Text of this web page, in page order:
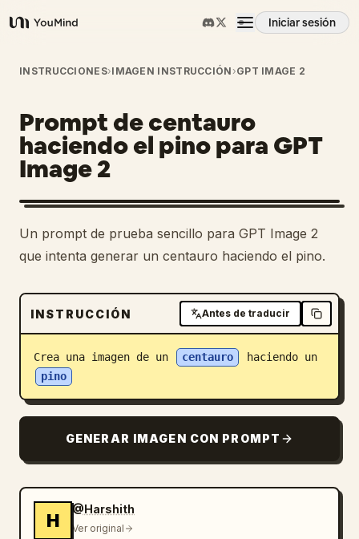
YouMind
Iniciar sesión
Resumen
Casos de uso
Habilidades
Prompts
Descargar
Blog
Actualizaciones
INSTRUCCIONES›IMAGEN INSTRUCCIÓN ›GPT IMAGE 2
Prompt de centauro
haciendo el pino para GPT
Image 2
Un prompt de prueba sencillo para GPT Image 2
que intenta generar un centauro haciendo el pino.
INSTRUCCIÓN Antes de traducir
Crea una imagen de un centauro
haciendo un
pino
GENERAR IMAGEN CON PROMPT
H
@Harshith
Ver original